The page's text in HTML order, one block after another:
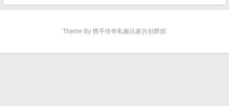
Theme By 携手传奇私服玩家共创辉煌